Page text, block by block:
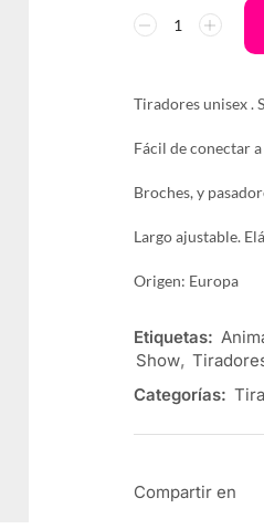
Tiradores unisex .
Fácil de conectar
Broches, y
Largo ajustable.
Origen: Europa
Etiquetas:
Show,
Categorías:
Compartir en